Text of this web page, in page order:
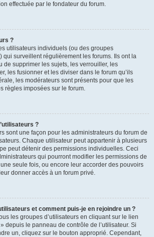
effectuée par le fondateur du forum.
?
utilisateurs individuels (ou des groupes
qui surveillent régulièrement les forums. Ils ont la
de supprimer les sujets, les verrouiller, les
les fusionner et les diviser dans le forum qu’ils
les modérateurs sont présents pour que les
règles imposées sur le forum.
?
sont une façon pour les administrateurs du forum de
Chaque utilisateur peut appartenir à plusieurs
peut détenir des permissions individuelles. Ceci
qui pourront modifier les permissions de
seule fois, ou encore leur accorder des pouvoirs
donner accès à un forum privé.
et comment puis-je en rejoindre un ?
les groupes d’utilisateurs en cliquant sur le lien
depuis le panneau de contrôle de l’utilisateur. Si
un, cliquez sur le bouton approprié. Cependant,